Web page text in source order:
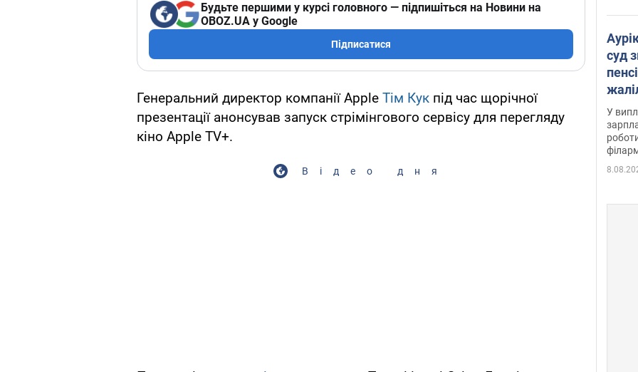
Будьте першими у курсі головного — підпишіться на Новини на
OBOZ.UA у Google
Підписатися
Генеральний директор компанії Apple Тім Кук під час щорічної
презентації анонсував запуск стрімінгового сервісу для перегляду
кіно Apple TV+.
Відео дня
суд
У